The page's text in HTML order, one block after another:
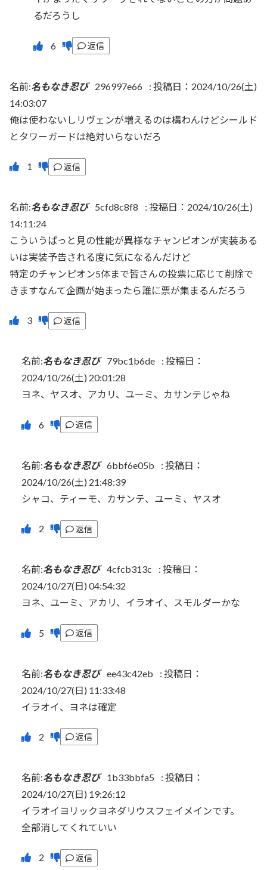
るだろうし
返信
名前:名もなき忍び 296997e66 : 投稿日：2024/10/26(土)
14:03:07
俺は使わないしリヴェンが増えるのは構わんけどシールド
とタワーガードは絶対いらないだろ
返信
名前:名もなき忍び 5cfd8c8f8 : 投稿日：2024/10/26(土)
14:11:24
こういうぱっと見の性能が異様なチャンピオンが実装ある
いは実装予告される度に気になるんだけど
特定のチャンピオン5体まで皆さんの投票に応じて削除で
きますなんて企画が始まったら誰に票が集まるんだろう
返信
名前:名もなき忍び 79bc1b6de : 投稿日：
2024/10/26(土) 20:01:28
ヨネ、ヤスオ、アカリ、ユーミ、カサンテじゃね
返信
名前:名もなき忍び 6bbf6e05b : 投稿日：
2024/10/26(土) 21:48:39
シャコ、ティーモ、カサンテ、ユーミ、ヤスオ
返信
名前:名もなき忍び 4cfcb313c : 投稿日：
2024/10/27(日) 04:54:32
ヨネ、ユーミ、アカリ、イラオイ、スモルダーかな
返信
名前:名もなき忍び ee43c42eb : 投稿日：
2024/10/27(日) 11:33:48
イラオイ、ヨネは確定
返信
名前:名もなき忍び 1b33bbfa5 : 投稿日：
2024/10/27(日) 19:26:12
イラオイヨリックヨネダリウスフェイメインです。
全部消してくれていい
返信